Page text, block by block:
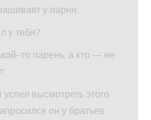
у парня:
у тебя?
парень, а кто — не
высмотреть этого
он у братьев